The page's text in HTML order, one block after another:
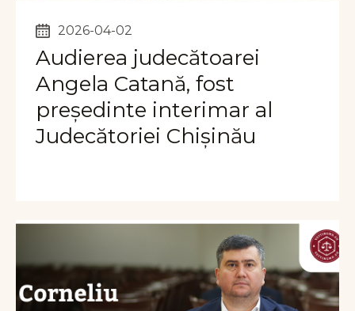
2026-04-02
Audierea judecătoarei
Angela Catană, fost
președinte interimar al
Judecătoriei Chișinău